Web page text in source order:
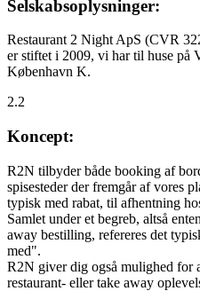
Selskabsoplysninger:
Restaurant 2 Night ApS (CVR
er stiftet i 2009, vi har til huse på
København K.
2.2
Koncept:
R2N tilbyder både booking af
spisesteder der fremgår af vores
typisk med rabat, til afhentning
Samlet under et begreb, altså
away bestilling, refereres det
med".
R2N giver dig også mulighed for
restaurant- eller take away